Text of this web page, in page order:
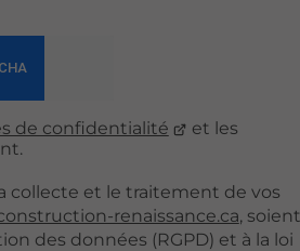
de confidentialité
et les
collecte et le traitement de vos
renaissance.ca, soient
des données (RGPD) et à la loi